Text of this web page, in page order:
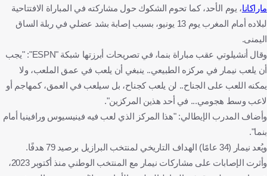
ماراكانا، يوم الأحد، كما تحوم الشكوك حول مشاركته في المباراة الافتتاحية
لبلاده أمام المغرب يوم 13 يونيو، بسبب إصابة بشد عضلي في ربلة الساق
اليمنى.
وقال أنشيلوتي عقب مباراة بنما، في تصريحات أبرزتها شبكة "ESPN": "يجب
أن يلعب نيمار في مركزه الطبيعي.. ينبغي أن يلعب في عمق الملعب، ولا
يمكنه اللعب على الجناح.. لن يلعب كجناح، بل سيلعب في العمق، كمهاجم أو
لاعب وسط هجومي... في أحد هذين المركزين".
وأضاف المدرب الإيطالي: "هذا المركز الذي لعب فيه فينيسيوس ورافينيا أمام
بنما".
ويُعد نيمار (34 عامًا) الهداف التاريخي لمنتخب البرازيل برصيد 79 هدفًا.
وأثرت الإصابات على مشاركات نيمار مع المنتخب الوطني منذ أكتوبر 2023،